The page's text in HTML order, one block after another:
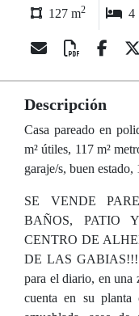
127 m2 4
Descripción
Casa pareado en
m² útiles, 117 m²
garaje/s, buen
SE VENDE
BAÑOS, PATIO
CENTRO DE
DE LAS GABIAS!!!
para el diario, en una
cuenta en su planta